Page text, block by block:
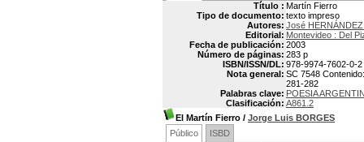
Título : Martín Fierro
Tipo de documento: texto impreso
Autores: José
Editorial: Montevideo : Del
Fecha de publicación: 2003
Número de páginas: 283 p
ISBN/ISSN/DL: 978-9974-7602-0-2
Nota general: SC 7548
281-282
Palabras clave: POESIA
Clasificación: A861.2
El Martín Fierro / Jorge Luis BORGES
Público
ISBD